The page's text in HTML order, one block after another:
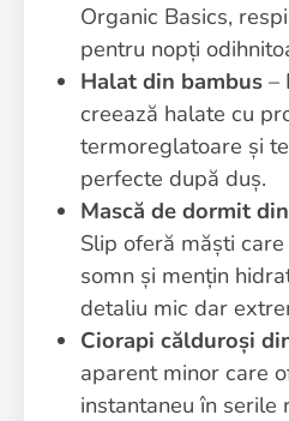
Organic Basics,
pentru nopți
Halat din bambus –
creează halate cu
termoreglatoare și
perfecte după duș.
Mască de dormit
Slip oferă măști
somn și mențin
detaliu mic dar
Ciorapi călduroși
aparent minor care
instantaneu în serile